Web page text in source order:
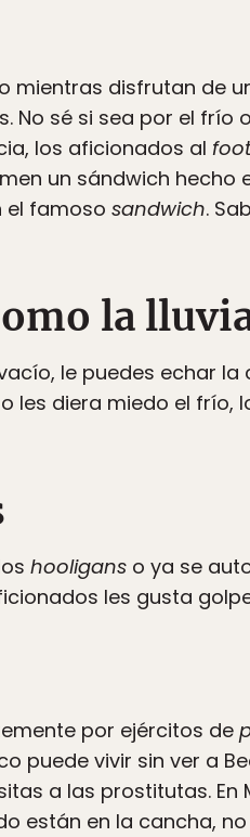
mientras disfrutan de
sé si sea por el frío
los aficionados al
un sándwich hecho
el famoso sandwich.
la
le puedes echar la
les diera miedo el frío,
hooligans o ya se
les gusta
por ejércitos de
puede vivir sin ver a
a las prostitutas. En
están en la cancha,